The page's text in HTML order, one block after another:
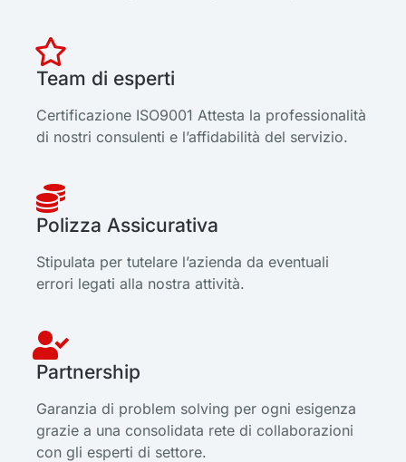
Team di esperti
Certificazione ISO9001 Attesta la professionalità
di nostri consulenti e l’affidabilità del servizio.
Polizza Assicurativa
Stipulata per tutelare l’azienda da eventuali
errori legati alla nostra attività.
Partnership
Garanzia di problem solving per ogni esigenza
grazie a una consolidata rete di collaborazioni
con gli esperti di settore.